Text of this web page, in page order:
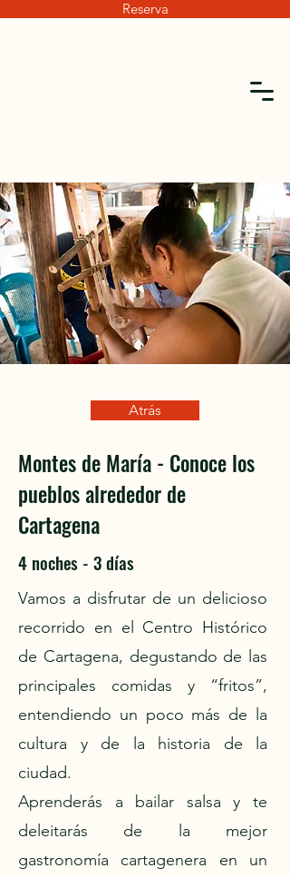
Reserva
Atrás
Montes de María - Conoce los
pueblos alrededor de
Cartagena
4 noches - 3 días
Vamos a disfrutar de un delicioso
recorrido en el Centro Histórico
de Cartagena, degustando de las
principales comidas y “fritos”,
entendiendo un poco más de la
cultura y de la historia de la
ciudad.
Aprenderás a bailar salsa y te
deleitarás de la mejor
gastronomía cartagenera en un